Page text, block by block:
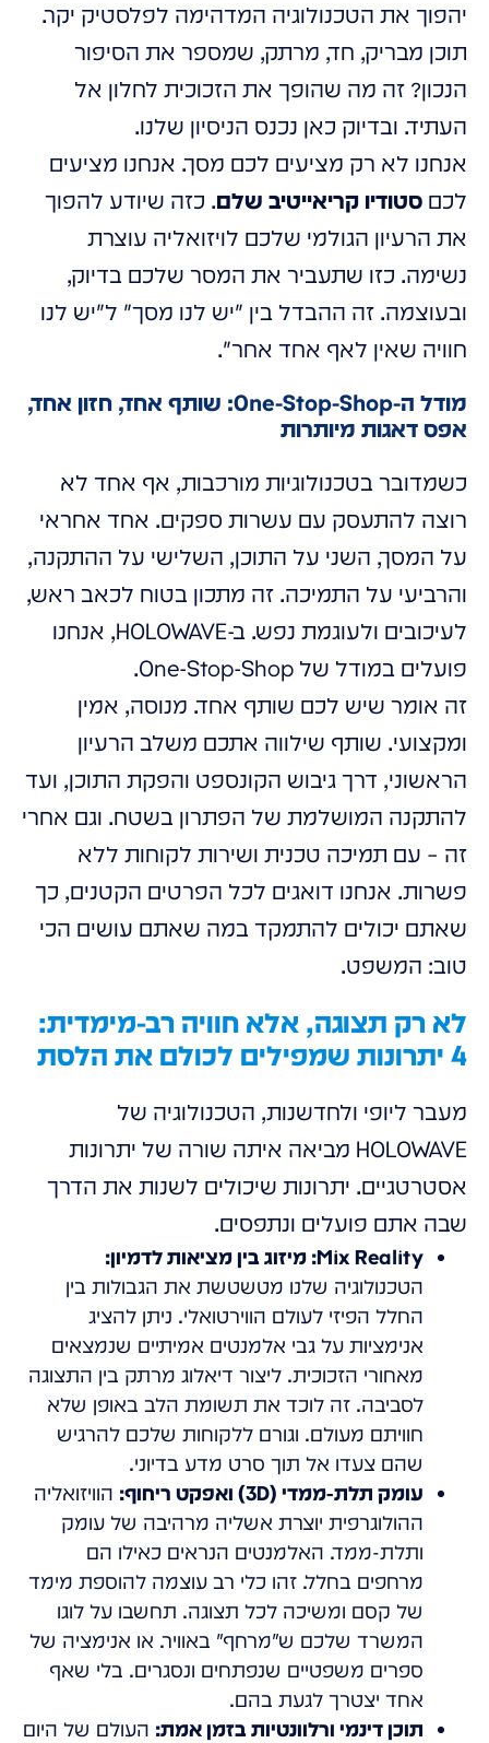
יהפוך את הטכנולוגיה המדהימה לפלסטיק יקר.
תוכן מבריק, חד, מרתק, שמספר את הסיפור
הנכון? זה מה שהופך את הזכוכית לחלון אל
העתיד. ובדיוק כאן נכנס הניסיון שלנו.
אנחנו לא רק מציעים לכם מסך. אנחנו מציעים
לכם סטודיו קריאייטיב שלם. כזה שיודע להפוך
את הרעיון הגולמי שלכם לויזואליה עוצרת
נשימה. כזו שתעביר את המסר שלכם בדיוק,
ובעוצמה. זה ההבדל בין "יש לנו מסך" ל"יש לנו
חוויה שאין לאף אחד אחר".
מודל ה-One-Stop-Shop: שותף אחד, חזון אחד,
אפס דאגות מיותרות
כשמדובר בטכנולוגיות מורכבות, אף אחד לא
רוצה להתעסק עם עשרות ספקים. אחד אחראי
על המסך, השני על התוכן, השלישי על ההתקנה,
והרביעי על התמיכה. זה מתכון בטוח לכאב ראש,
לעיכובים ולעוגמת נפש. ב-HOLOWAVE, אנחנו
פועלים במודל של One-Stop-Shop.
זה אומר שיש לכם שותף אחד. מנוסה, אמין
ומקצועי. שותף שילווה אתכם משלב הרעיון
הראשוני, דרך גיבוש הקונספט והפקת התוכן, ועד
להתקנה המושלמת של הפתרון בשטח. וגם אחרי
זה – עם תמיכה טכנית ושירות לקוחות ללא
פשרות. אנחנו דואגים לכל הפרטים הקטנים, כך
שאתם יכולים להתמקד במה שאתם עושים הכי
טוב: המשפט.
לא רק תצוגה, אלא חוויה רב-מימדית:
4 יתרונות שמפילים לכולם את הלסת
מעבר ליופי ולחדשנות, הטכנולוגיה של
HOLOWAVE מביאה איתה שורה של יתרונות
אסטרטגיים. יתרונות שיכולים לשנות את הדרך
שבה אתם פועלים ונתפסים.
Mix Reality: מיזוג בין מציאות לדמיון:
הטכנולוגיה שלנו מטשטשת את הגבולות בין
החלל הפיזי לעולם הווירטואלי. ניתן להציג
אנימציות על גבי אלמנטים אמיתיים שנמצאים
מאחורי הזכוכית. ליצור דיאלוג מרתק בין התצוגה
לסביבה. זה לוכד את תשומת הלב באופן שלא
חוויתם מעולם. וגורם ללקוחות שלכם להרגיש
שהם צעדו אל תוך סרט מדע בדיוני.
עומק תלת-ממדי (3D) ואפקט ריחוף:
הוויזואליה
ההולוגרפית יוצרת אשליה מרהיבה של עומק
ותלת-ממד. האלמנטים הנראים כאילו הם
מרחפים בחלל. זהו כלי רב עוצמה להוספת מימד
של קסם ומשיכה לכל תצוגה. תחשבו על לוגו
המשרד שלכם ש"מרחף" באוויר. או אנימציה של
ספרים משפטיים שנפתחים ונסגרים. בלי שאף
אחד יצטרך לגעת בהם.
תוכן דינמי ורלוונטיות בזמן אמת: העולם של היום